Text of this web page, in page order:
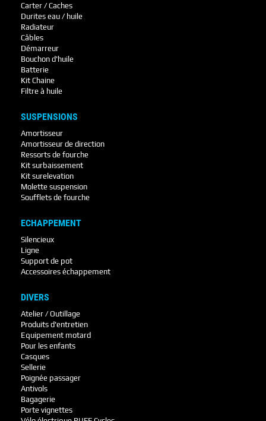
Carter / Caches
Durites eau / huile
Radiateur
Câbles
Démarreur
Bouchon d'huile
Batterie
Kit Chaine
Filtre à huile
SUSPENSIONS
Amortisseur
Amortisseur de direction
Ressorts de fourche
Kit surbaissement
Kit surelevation
Molette suspension
Soufflets de fourche
ECHAPPEMENT
Silencieux
Ligne
Support de pot
Accessoires échappement
DIVERS
Atelier / Outillage
Produits d'entretien
Equipement motard
Pour les enfants
Casques
Sellerie
Poignée passager
Antivols
Bagagerie
Porte vignettes